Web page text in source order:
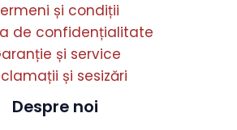
și condiții
de confidențialitate
și service
și sesizări
Despre noi